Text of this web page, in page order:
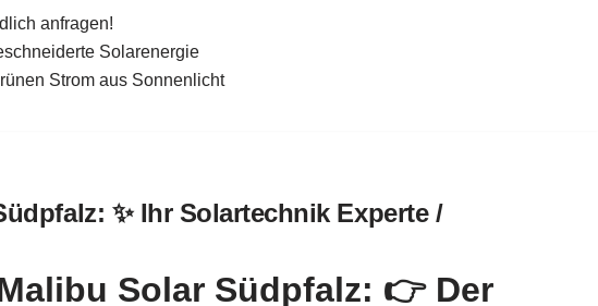
anfragen!
Solarenergie
Strom aus Sonnenlicht
✨ Ihr Solartechnik Experte /